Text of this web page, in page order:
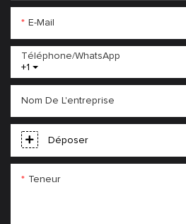
E-Mail
+1
Téléphone/WhatsApp
Nom De L'entreprise
Déposer
Teneur